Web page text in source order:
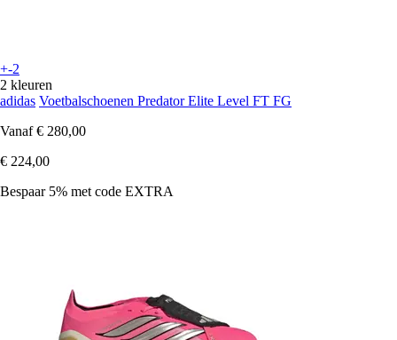
+-2
2 kleuren
adidas Voetbalschoenen Predator Elite Level FT FG
Vanaf € 280,00
€ 224,00
Bespaar 5% met code EXTRA